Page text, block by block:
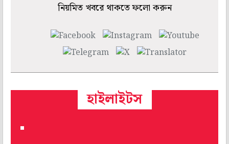
নিয়মিত খবরে থাকতে ফলো করুন
হাইলাইটস